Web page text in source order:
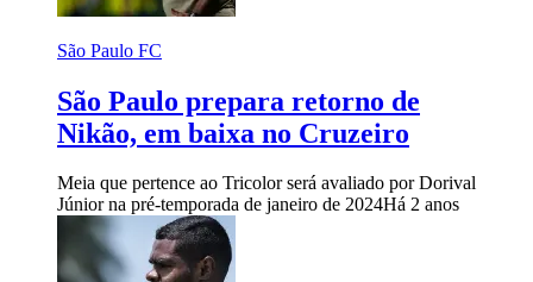
São Paulo FC
São Paulo prepara retorno de
Nikão, em baixa no Cruzeiro
Meia que pertence ao Tricolor será avaliado por Dorival
Júnior na pré-temporada de janeiro de 2024Há 2 anos